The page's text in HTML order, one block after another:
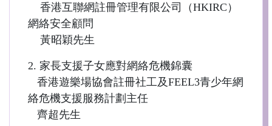
香港互聯網註冊管理有限公司（HKIRC）
網絡安全顧問
黃昭穎先生
2. 家長支援子女應對網絡危機錦囊
香港遊樂場協會註冊社工及FEEL3青少年網
絡危機支援服務計劃主任
齊超先生